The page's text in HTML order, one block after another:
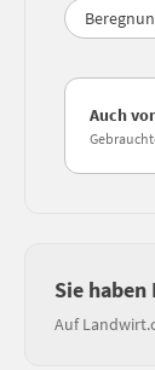
Auch
Sie
Auf